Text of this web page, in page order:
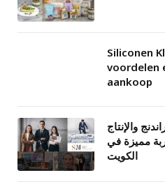
Siliconen
voordelen
aankoop
والإنتاج
مميزة في
الكويت